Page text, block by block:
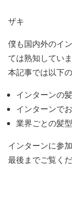
ザキ
僕も国内外のイ
ては熟知していま
本記事では以下
インターンの
インターンで
業界ごとの髪
インターンに参
最後までご覧くだ